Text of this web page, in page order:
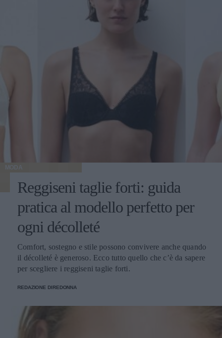
MODA
Reggiseni taglie forti: guida
pratica al modello perfetto per
ogni décolleté
Comfort, sostegno e stile possono convivere anche quando
il décolleté è generoso. Ecco tutto quello che c’è da sapere
per scegliere i reggiseni taglie forti.
REDAZIONE DIREDONNA